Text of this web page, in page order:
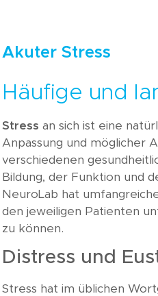
Akuter Stress
Häufige und
Stressan sich ist eine
Anpassung und möglicher
verschiedenen
Bildung, der Funktion und
NeuroLab hat
den jeweiligen Patienten
zu können.
Distress und
Stress hat im üblichen